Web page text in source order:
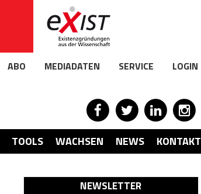
ABO MEDIADATEN SERVICE LOGIN
TOOLS WACHSEN NEWS KONTAKT
NEWSLETTER